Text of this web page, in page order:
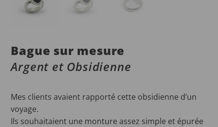
Bague sur mesure
Argent et Obsidienne
Mes clients avaient rapporté cette obsidienne d’un
voyage.
Ils souhaitaient une monture assez simple et épurée